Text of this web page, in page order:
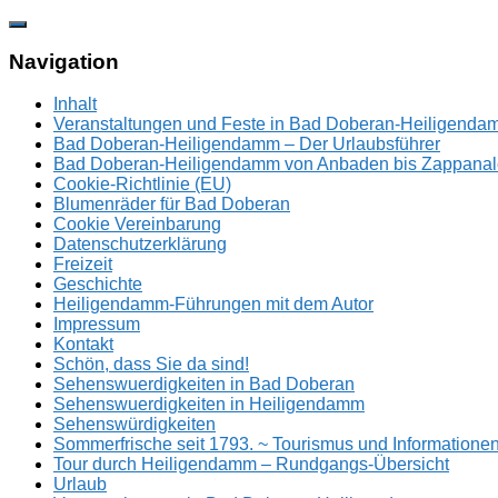
Zum
springen
Navigation
Inhalt
Veranstaltungen und Feste in Bad Doberan-
Bad Doberan-Heiligendamm – Der Urlaubsführer
Bad Doberan-Heiligendamm von Anbaden bis
Cookie-Richtlinie (EU)
Blumenräder für Bad Doberan
Cookie Vereinbarung
Datenschutzerklärung
Freizeit
Geschichte
Heiligendamm-Führungen mit dem Autor
Impressum
Kontakt
Schön, dass Sie da sind!
Sehenswuerdigkeiten in Bad Doberan
Sehenswuerdigkeiten in Heiligendamm
Sehenswürdigkeiten
Sommerfrische seit 1793. ~ Tourismus und
Tour durch Heiligendamm – Rundgangs-Übersicht
Urlaub